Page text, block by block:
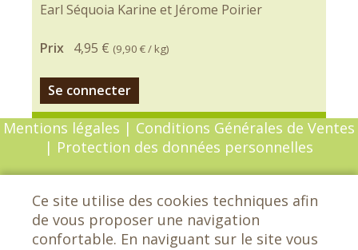
Earl Séquoia Karine et Jérome Poirier
Prix 4,95 € (9,90 €/ kg)
Se connecter
Mentions légales | Conditions Générales de Ventes
| Protection des données personnelles
réservés - Conception :Sarl Dynapse
Ce site utilise des cookies techniques afin
de vous proposer une navigation
confortable. En naviguant sur le site vous